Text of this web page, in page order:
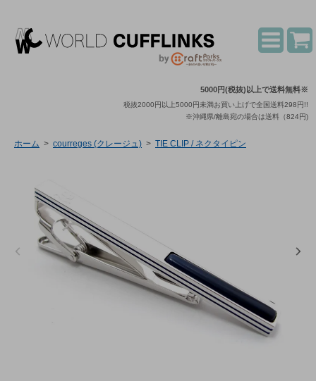
5000円(税抜)以上で送料無料※
税抜2000円以上5000円未満お買い上げで全国送料298円!!
※沖縄県/離島宛の場合は送料（824円)
ホーム > courreges (クレージュ) > TIE CLIP / ネクタイピン